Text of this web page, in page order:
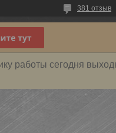
381 отзыв
работы сегодня